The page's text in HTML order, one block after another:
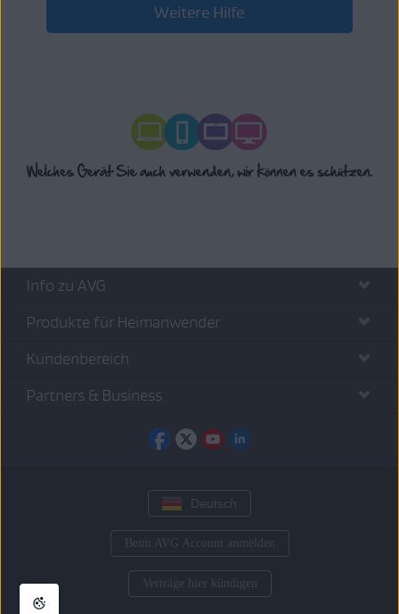
Weitere Hilfe
Info zu AVG
Produkte für Heimanwender
Kundenbereich
Partners & Business
Deutsch
Beim AVG Account anmelden
Verträge hier kündigen